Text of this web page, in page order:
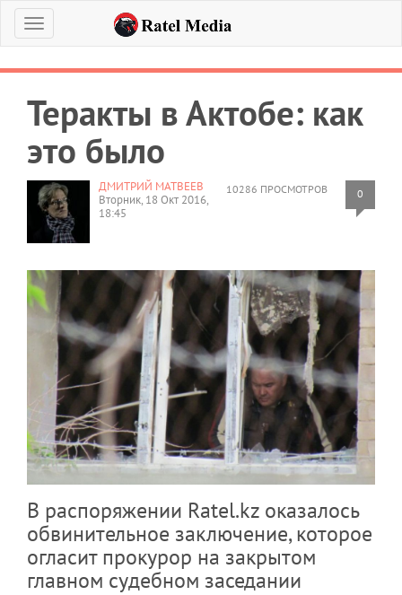
Меню
Теракты в Актобе: как
это было
10286 ПРОСМОТРОВ 0
ДМИТРИЙ МАТВЕЕВ
Вторник, 18 Окт 2016,
18:45
В распоряжении Ratel.kz оказалось
обвинительное заключение, которое
огласит прокурор на закрытом
главном судебном заседании